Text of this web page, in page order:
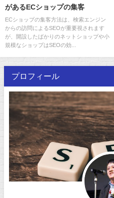
があるECショップの集客
ECショップの集客方法は、検索エンジン
からの訪問によるSEOが重要視されます
が、開設したばかりのネットショップや小
規模なショップはSEOの効...
プロフィール